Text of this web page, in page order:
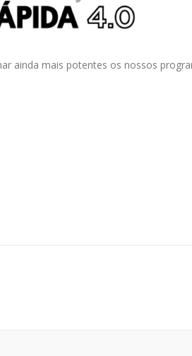
ainda mais potentes os nossos